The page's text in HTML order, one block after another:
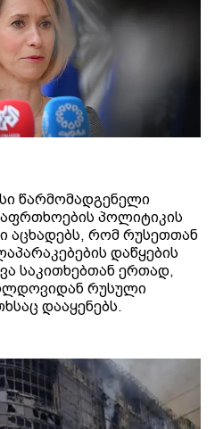
წარმომადგენელი
პოლიტიკის
აცხადებს, რომ რუსეთთან
დაწყების
საკითხებთან ერთად,
რუსული
დააყენებს.